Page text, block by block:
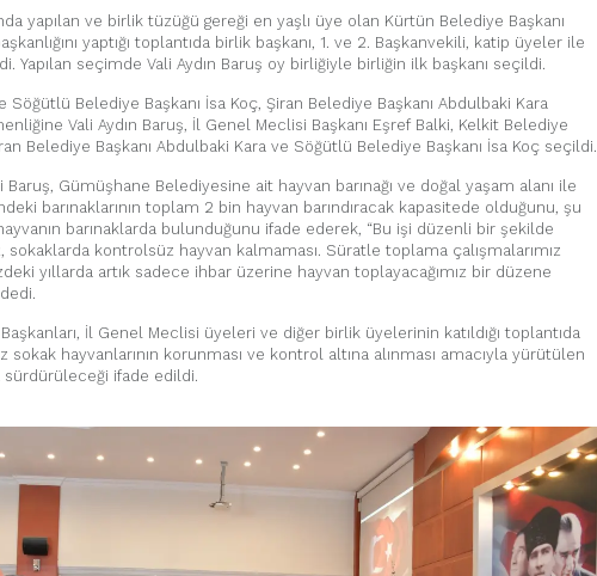
yapılan ve birlik tüzüğü gereği en yaşlı üye olan Kürtün Belediye Başkanı
yaptığı toplantıda birlik başkanı, 1. ve 2. Başkanvekili, katip üyeler ile
Yapılan seçimde Vali Aydın Baruş oy birliğiyle birliğin ilk başkanı seçildi.
Söğütlü Belediye Başkanı İsa Koç, Şiran Belediye Başkanı Abdulbaki Kara
Vali Aydın Baruş, İl Genel Meclisi Başkanı Eşref Balki, Kelkit Belediye
Belediye Başkanı Abdulbaki Kara ve Söğütlü Belediye Başkanı İsa Koç seçildi.
Baruş, Gümüşhane Belediyesine ait hayvan barınağı ve doğal yaşam alanı ile
barınaklarının toplam 2 bin hayvan barındıracak kapasitede olduğunu, şu
barınaklarda bulunduğunu ifade ederek, “Bu işi düzenli bir şekilde
kontrolsüz hayvan kalmaması. Süratle toplama çalışmalarımız
yıllarda artık sadece ihbar üzerine hayvan toplayacağımız bir düzene
İl Genel Meclisi üyeleri ve diğer birlik üyelerinin katıldığı toplantıda
sokak hayvanlarının korunması ve kontrol altına alınması amacıyla yürütülen
sürdürüleceği ifade edildi.